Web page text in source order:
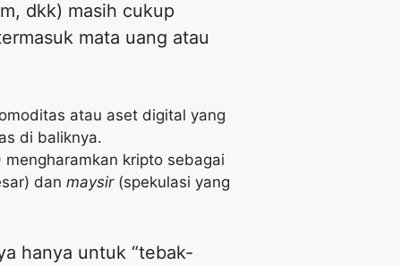
dkk) masih cukup
mata uang atau
atau aset digital yang
di baliknya.
kripto sebagai
dan maysir(spekulasi yang
hanya untuk “tebak-